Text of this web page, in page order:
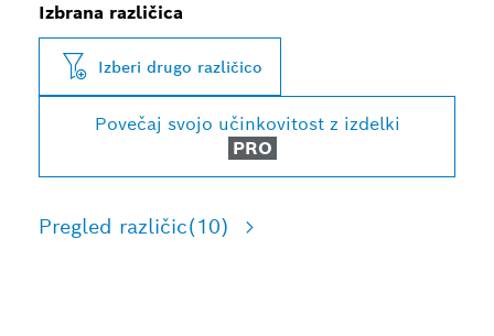
Izbrana različica
Izberi drugo različico
Povečaj svojo učinkovitost z izdelki
PRO
Pregled različic(10)